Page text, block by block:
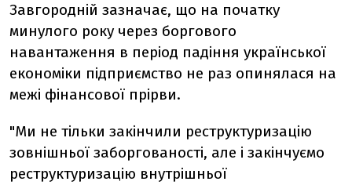
Завгородній зазначає, що на початку
минулого року через боргового
навантаження в період падіння української
економіки підприємство не раз опинялася на
межі фінансової прірви.
"Ми не тільки закінчили реструктуризацію
зовнішньої заборгованості, але і закінчуємо
реструктуризацію внутрішньої